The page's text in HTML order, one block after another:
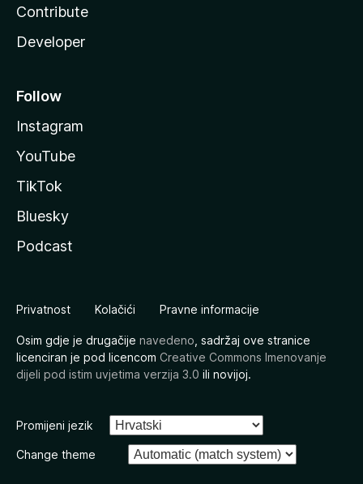
Contribute
Developer
Follow
Instagram
YouTube
TikTok
Bluesky
Podcast
Privatnost Kolačići Pravne informacije
Osim gdje je drugačije navedeno , sadržaj ove stranice
licenciran je pod licencom Creative Commons Imenovanje
dijeli pod istim uvjetima verzija 3.0 ili novijoj.
Promijeni jezik
Change theme